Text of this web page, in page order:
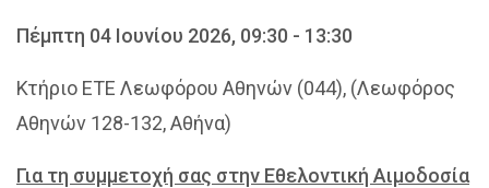
Πέμπτη 04 Ιουνίου 2026, 09:30 - 13:30
Κτήριο ΕΤΕ Λεωφόρου Αθηνών (044), (Λεωφόρος
Αθηνών 128-132, Αθήνα)
Για τη συμμετοχή σας στην Εθελοντική Αιμοδοσία